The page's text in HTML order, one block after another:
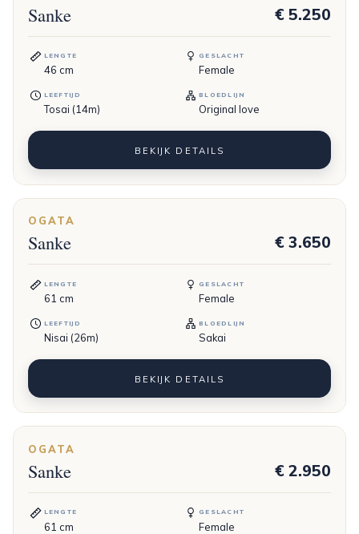
Sanke € 5.250
LENGTE
46 cm
GESLACHT
Female
LEEFTIJD
Tosai (14m)
BLOEDLIJN
Original love
BEKIJK DETAILS
OGATA
Sanke € 3.650
LENGTE
61 cm
GESLACHT
Female
LEEFTIJD
Nisai (26m)
BLOEDLIJN
Sakai
BEKIJK DETAILS
OGATA
Sanke € 2.950
LENGTE
61 cm
GESLACHT
Female